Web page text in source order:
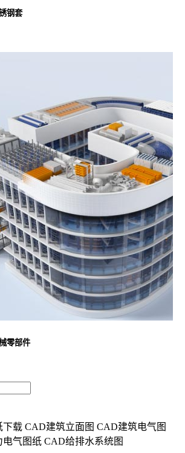
钢套
零部件
下载 CAD建筑立面图 CAD建筑电气图
电气图纸 CAD给排水系统图